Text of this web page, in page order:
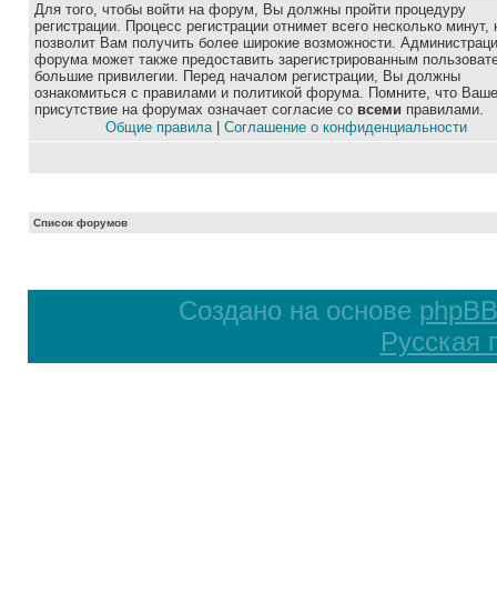
Для того, чтобы войти на форум, Вы должны пройти процедуру
регистрации. Процесс регистрации отнимет всего несколько минут,
позволит Вам получить более широкие возможности.
форума может также предоставить зарегистрированным
большие привилегии. Перед началом регистрации, Вы должны
ознакомиться с правилами и политикой форума. Помните, что Ваше
присутствие на форумах означает согласие со всеми правилами.
Общие правила| Соглашение о конфиденциальности
Список форумов
Создано на основе phpBB
Русская